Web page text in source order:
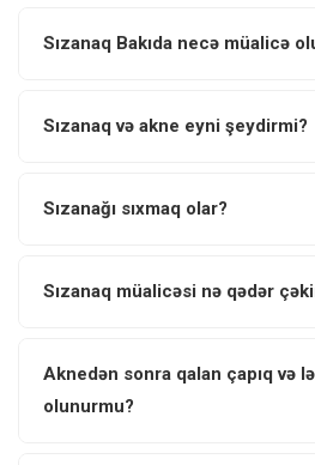
Sızanaq Bakıda necə müalicə
Sızanaq və akne eyni şeydirmi?
Sızanağı sıxmaq olar?
Sızanaq müalicəsi nə qədər
Aknedən sonra qalan çapıq və
olunurmu?